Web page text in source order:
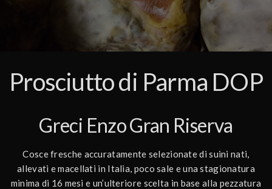
Prosciutto di Parma DOP
Greci Enzo Gran Riserva
Cosce fresche accuratamente selezionate di suini nati,
allevati e macellati in Italia, poco sale e una stagionatura
minima di 16 mesi e un’ulteriore scelta in base alla pezzatura